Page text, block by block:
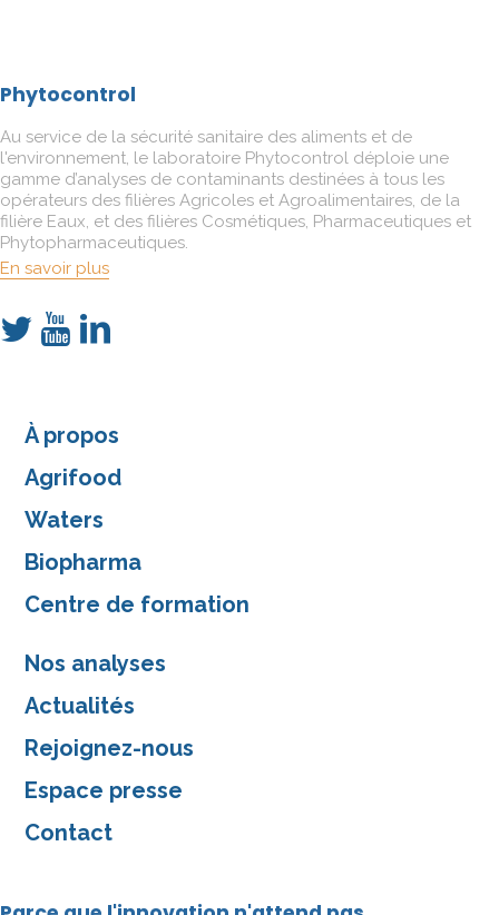
Phytocontrol
Au service de la sécurité sanitaire des aliments et de
l'environnement, le laboratoire Phytocontrol déploie une
gamme d’analyses de contaminants destinées à tous les
opérateurs des filières Agricoles et Agroalimentaires, de la
filière Eaux, et des filières Cosmétiques, Pharmaceutiques et
Phytopharmaceutiques.
En savoir plus
À propos
Agrifood
Waters
Biopharma
Centre de formation
Nos analyses
Actualités
Rejoignez-nous
Espace presse
Contact